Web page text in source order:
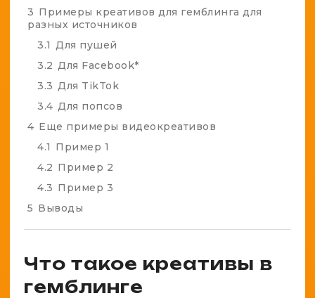
3 Примеры креативов для гемблинга для
разных источников
3.1 Для пушей
3.2 Для Facebook*
3.3 Для TikTok
3.4 Для попсов
4 Еще примеры видеокреативов
4.1 Пример 1
4.2 Пример 2
4.3 Пример 3
5 Выводы
Что такое креативы в
гемблинге